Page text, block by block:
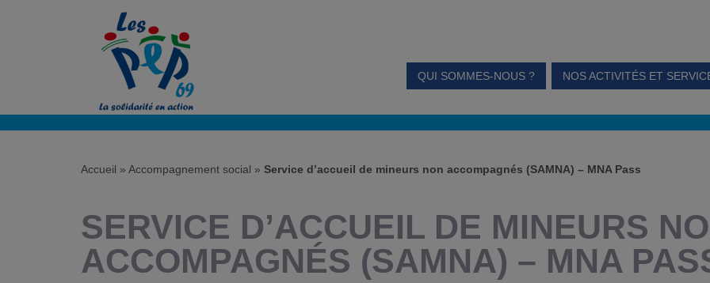
QUI SOMMES-NOUS ? NOS ACTIVITÉS ET
Accueil » Accompagnement social » Service d’accueil de mineurs non accompagnés (SAMNA) – MNA Pass
SERVICE D’ACCUEIL DE MINEURS
ACCOMPAGNÉS (SAMNA) – MNA